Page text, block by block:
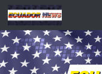
Saltar al contenido